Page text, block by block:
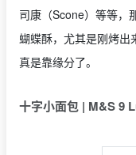
司康（Scone）等等，
蝴蝶酥，尤其是刚烤出
真是靠缘分了。
十字小面包 | M&S 9